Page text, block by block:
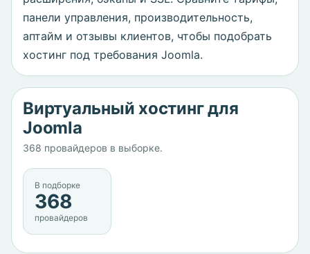
панели управления, производительность,
аптайм и отзывы клиентов, чтобы подобрать
хостинг под требования Joomla.
Виртуальный хостинг для
Joomla
368 провайдеров в выборке.
В подборке
368
провайдеров